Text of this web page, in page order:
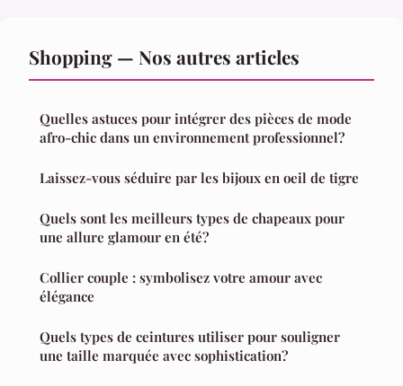
Shopping — Nos autres articles
Quelles astuces pour intégrer des pièces de mode
afro-chic dans un environnement professionnel?
Laissez-vous séduire par les bijoux en oeil de tigre
Quels sont les meilleurs types de chapeaux pour
une allure glamour en été?
Collier couple : symbolisez votre amour avec
élégance
Quels types de ceintures utiliser pour souligner
une taille marquée avec sophistication?